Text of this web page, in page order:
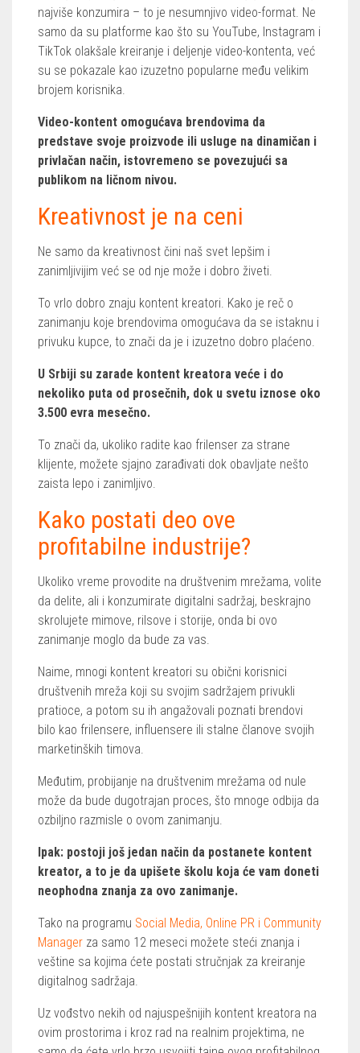
najviše konzumira – to je nesumnjivo video-format. Ne
samo da su platforme kao što su YouTube, Instagram i
TikTok olakšale kreiranje i deljenje video-kontenta, već
su se pokazale kao izuzetno popularne među velikim
brojem korisnika.
Video-kontent omogućava brendovima da
predstave svoje proizvode ili usluge na dinamičan i
privlačan način, istovremeno se povezujući sa
publikom na ličnom nivou.
Kreativnost je na ceni
Ne samo da kreativnost čini naš svet lepšim i
zanimljivijim već se od nje može i dobro živeti.
To vrlo dobro znaju kontent kreatori. Kako je reč o
zanimanju koje brendovima omogućava da se istaknu i
privuku kupce, to znači da je i izuzetno dobro plaćeno.
U Srbiji su zarade kontent kreatora veće i do
nekoliko puta od prosečnih, dok u svetu iznose oko
3.500 evra mesečno.
To znači da, ukoliko radite kao frilenser za strane
klijente, možete sjajno zarađivati dok obavljate nešto
zaista lepo i zanimljivo.
Kako postati deo ove
profitabilne industrije?
Ukoliko vreme provodite na društvenim mrežama, volite
da delite, ali i konzumirate digitalni sadržaj, beskrajno
skrolujete mimove, rilsove i storije, onda bi ovo
zanimanje moglo da bude za vas.
Naime, mnogi kontent kreatori su obični korisnici
društvenih mreža koji su svojim sadržajem privukli
pratioce, a potom su ih angažovali poznati brendovi
bilo kao frilensere, influensere ili stalne članove svojih
marketinških timova.
Međutim, probijanje na društvenim mrežama od nule
može da bude dugotrajan proces, što mnoge odbija da
ozbiljno razmisle o ovom zanimanju.
Ipak: postoji još jedan način da postanete kontent
kreator, a to je da upišete školu koja će vam doneti
neophodna znanja za ovo zanimanje.
Tako na programu Social Media, Online PR i Community
Manager za samo 12 meseci možete steći znanja i
veštine sa kojima ćete postati stručnjak za kreiranje
digitalnog sadržaja.
Uz vođstvo nekih od najuspešnijih kontent kreatora na
ovim prostorima i kroz rad na realnim projektima, ne